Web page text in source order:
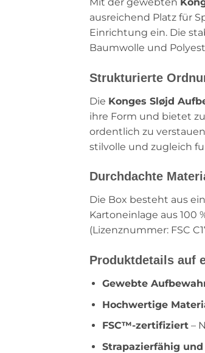
ausreichend Platz für
Einrichtung ein. Die
Baumwolle und
Strukturierte
Die Konges Sløjd
ihre Form und bietet
ordentlich zu
stilvolle und zugleich
Durchdachte
Die Box besteht aus
Kartoneinlage aus
(Lizenznummer: FSC
Produktdetails auf
Gewebte
Hochwertige
FSC™-zertifiziert–
Strapazierfähig